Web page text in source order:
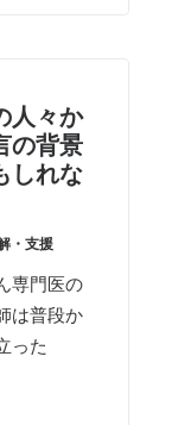
人々か
の背景
しれな
・支援
専門医の
は普段か
った